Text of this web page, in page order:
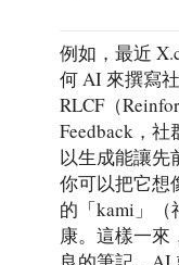
例如，最近
何 AI 來撰寫
RLCF（
Feedback，
以生成能讓先
你可以把它想
的「kami」
康。這樣一來